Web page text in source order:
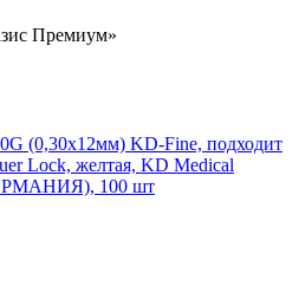
Премиум»
(0,30х12мм) KD-Fine, подходит
Lock, желтая, KD Medical
100 шт